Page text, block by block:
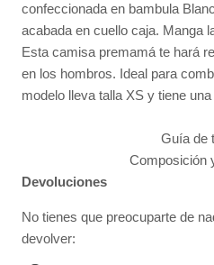
confeccionada en bambula
acabada en cuello caja. Manga
Esta camisa premamá te hará
en los hombros. Ideal para
modelo lleva talla XS y tiene
Guía de
Composición
Devoluciones
No tienes que preocuparte de
devolver: